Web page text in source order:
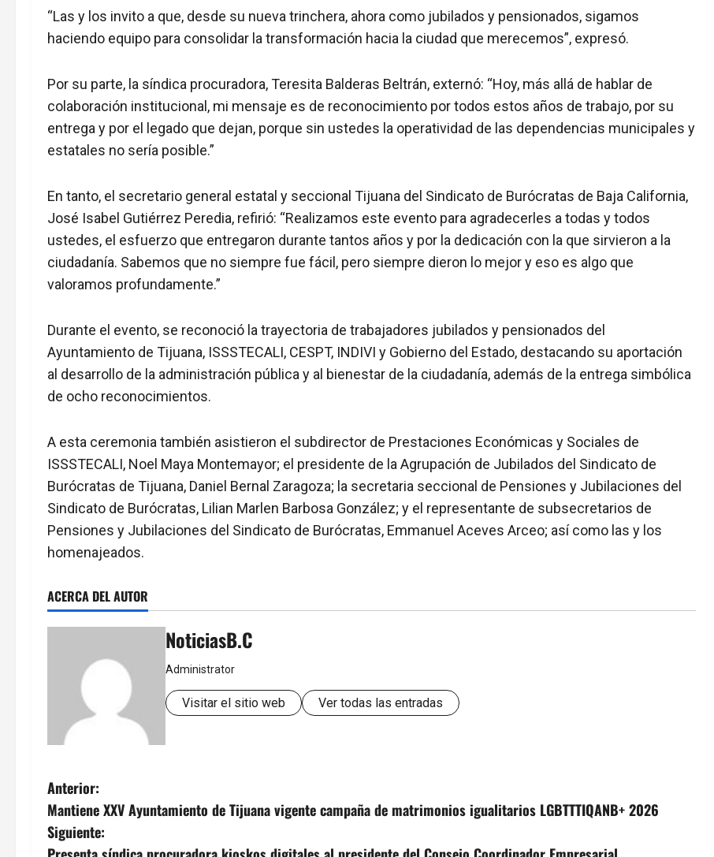
“Las y los invito a que, desde su nueva trinchera, ahora como jubilados y pensionados, sigamos
haciendo equipo para consolidar la transformación hacia la ciudad que merecemos”, expresó.
Por su parte, la síndica procuradora, Teresita Balderas Beltrán, externó: “Hoy, más allá de hablar de
colaboración institucional, mi mensaje es de reconocimiento por todos estos años de trabajo, por su
entrega y por el legado que dejan, porque sin ustedes la operatividad de las dependencias municipales y
estatales no sería posible.”
En tanto, el secretario general estatal y seccional Tijuana del Sindicato de Burócratas de Baja California,
José Isabel Gutiérrez Peredia, refirió: “Realizamos este evento para agradecerles a todas y todos
ustedes, el esfuerzo que entregaron durante tantos años y por la dedicación con la que sirvieron a la
ciudadanía. Sabemos que no siempre fue fácil, pero siempre dieron lo mejor y eso es algo que
valoramos profundamente.”
Durante el evento, se reconoció la trayectoria de trabajadores jubilados y pensionados del
Ayuntamiento de Tijuana, ISSSTECALI, CESPT, INDIVI y Gobierno del Estado, destacando su aportación
al desarrollo de la administración pública y al bienestar de la ciudadanía, además de la entrega simbólica
de ocho reconocimientos.
A esta ceremonia también asistieron el subdirector de Prestaciones Económicas y Sociales de
ISSSTECALI, Noel Maya Montemayor; el presidente de la Agrupación de Jubilados del Sindicato de
Burócratas de Tijuana, Daniel Bernal Zaragoza; la secretaria seccional de Pensiones y Jubilaciones del
Sindicato de Burócratas, Lilian Marlen Barbosa González; y el representante de subsecretarios de
Pensiones y Jubilaciones del Sindicato de Burócratas, Emmanuel Aceves Arceo; así como las y los
homenajeados.
ACERCA DEL AUTOR
NoticiasB.C
Administrator
Visitar el sitio web Ver todas las entradas
N
a
Anterior:
Mantiene XXV Ayuntamiento de Tijuana vigente campaña de matrimonios igualitarios LGBTTTIQANB+ 2026
Siguiente: